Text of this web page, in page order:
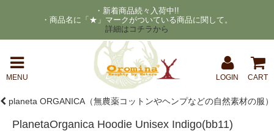
・新着商品続々入荷中!!
・商品名に「★」マークがついている商品に関して。
詳細はコチラから
MENU LOGIN CART
planeta ORGANICA（無農薬コットンやヘンプなどの自然素材の服）
PlanetaOrganica Hoodie Unisex Indigo(bb11)